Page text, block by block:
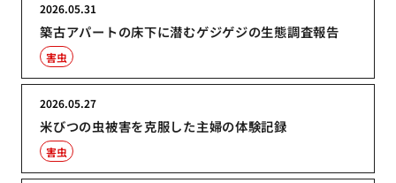
築古アパートの床下に潜むゲジゲジの生態調査報告
2026.05.31
害虫
米びつの虫被害を克服した主婦の体験記録
2026.05.27
害虫